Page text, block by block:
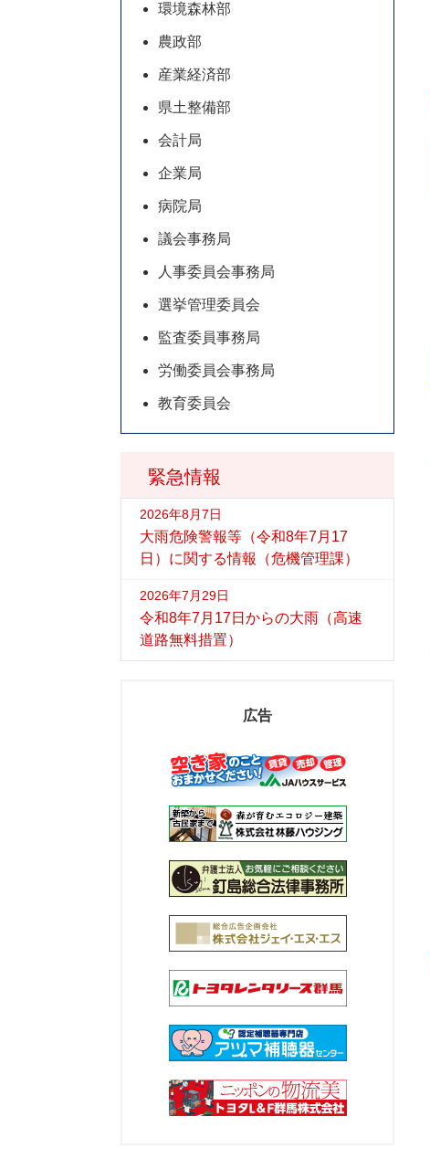
緊急情報
2026年8月7日
大雨危険警報等（令和8年7月17
日）に関する情報（危機管理課）
2026年7月29日
令和8年7月17日からの大雨（高速
道路無料措置）
環境森林部
農政部
産業経済部
県土整備部
会計局
企業局
病院局
議会事務局
人事委員会事務局
選挙管理委員会
監査委員事務局
労働委員会事務局
教育委員会
広告